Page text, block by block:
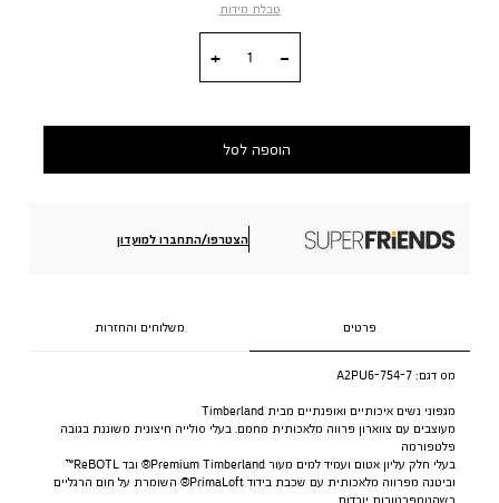
טבלת מידות
הוספה לסל
הצטרפו/התחברו למועדון
פרטים משלוחים והחזרות
מס דגם: A2PU6-754-7
מגפוני נשים איכותיים ואופנתיים מבית Timberland
מעוצבים עם צווארון פרווה מלאכותית מחמם. בעלי סולייה חיצונית משוננת בגובה
פלטפורמה
בעלי חלק עליון אטום ועמיד למים מעור Premium Timberland® ובד ReBOTL™
וביטנה מפרווה מלאכותית עם שכבת בידוד PrimaLoft® השומרת על חום הרגליים
כשהטמפרטורות יורדות.